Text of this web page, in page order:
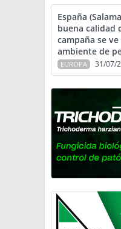
España
buena calidad
campaña se
ambiente de
EUROPA 31/07/